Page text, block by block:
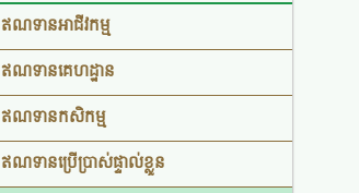
ឥណទានអាជីវកម្ម
ឥណទានគេហដ្ឋាន
ឥណទានកសិកម្ម
ឥណទានប្រើប្រាស់ផ្ទាល់ខ្លួន